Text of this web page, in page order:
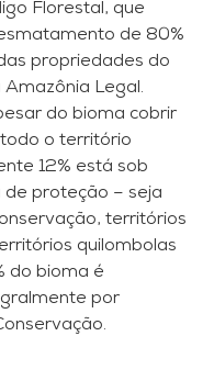
Florestal, que
de 80%
propriedades do
Legal.
do bioma cobrir
o território
12% está sob
proteção – seja
territórios
quilombolas
do bioma é
por